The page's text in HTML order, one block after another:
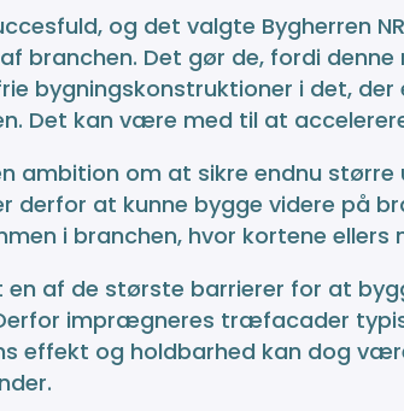
og det valgte Bygherren
branchen. Det gør de, fordi
bygningskonstruktioner i det,
Det kan være med til at
ambition om at sikre endnu
derfor at kunne bygge videre på
i branchen, hvor kortene
af de største barrierer for at
imprægneres træfacader
effekt og holdbarhed kan dog